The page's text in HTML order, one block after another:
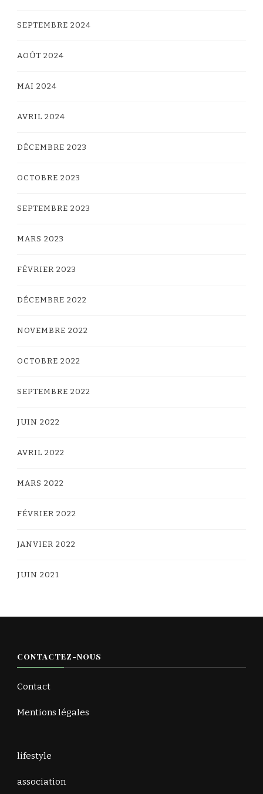
SEPTEMBRE 2024
AOÛT 2024
MAI 2024
AVRIL 2024
DÉCEMBRE 2023
OCTOBRE 2023
SEPTEMBRE 2023
MARS 2023
FÉVRIER 2023
DÉCEMBRE 2022
NOVEMBRE 2022
OCTOBRE 2022
SEPTEMBRE 2022
JUIN 2022
AVRIL 2022
MARS 2022
FÉVRIER 2022
JANVIER 2022
JUIN 2021
CONTACTEZ-NOUS
Contact
Mentions légales
lifestyle
association